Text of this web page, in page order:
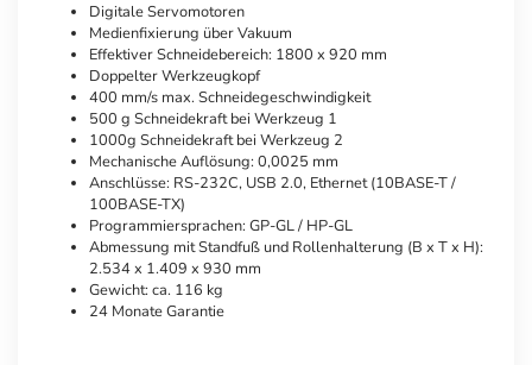
Digitale Servomotoren
Medienfixierung über Vakuum
Effektiver Schneidebereich: 1800 x 920 mm
Doppelter Werkzeugkopf
400 mm/s max. Schneidegeschwindigkeit
500 g Schneidekraft bei Werkzeug 1
1000g Schneidekraft bei Werkzeug 2
Mechanische Auflösung: 0,0025 mm
Anschlüsse: RS-232C, USB 2.0, Ethernet (10BASE-T /
100BASE-TX)
Programmiersprachen: GP-GL / HP-GL
Abmessung mit Standfuß und Rollenhalterung (B x T x H):
2.534 x 1.409 x 930 mm
Gewicht: ca. 116 kg
24 Monate Garantie